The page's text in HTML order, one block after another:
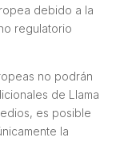
debido a la
regulatorio
no podrán
de Llama
es posible
la